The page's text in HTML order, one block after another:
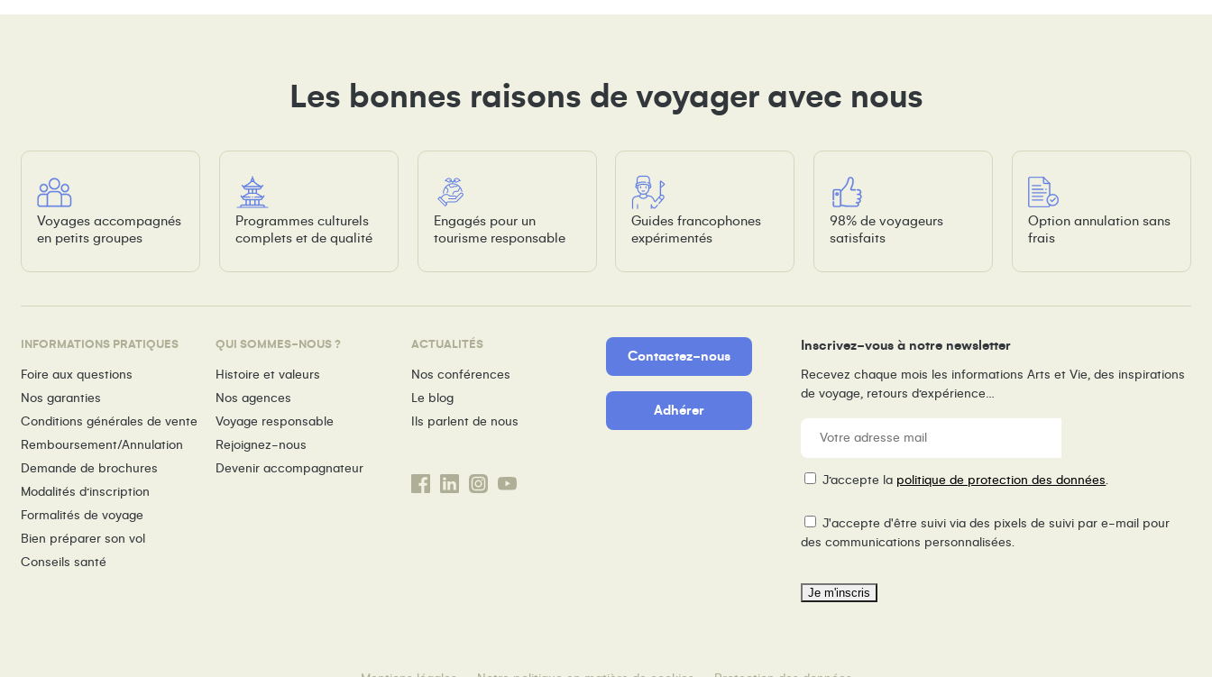
Les bonnes raisons de voyager avec nous
Voyages accompagnés
en petits groupes
Programmes culturels
complets et de qualité
Engagés pour un
tourisme responsable
Guides francophones
expérimentés
98% de voyageurs
satisfaits
Option annulation sans
frais
INFORMATIONS PRATIQUES
Foire aux questions
Nos garanties
Conditions générales de vente
Remboursement/Annulation
Demande de brochures
Modalités d’inscription
Formalités de voyage
Bien préparer son vol
Conseils santé
QUI SOMMES-NOUS ?
Histoire et valeurs
Nos agences
Voyage responsable
Rejoignez-nous
Devenir accompagnateur
ACTUALITÉS
Nos conférences
Le blog
Ils parlent de nous
Contactez-nous
Adhérer
Inscrivez-vous à notre newsletter
Recevez chaque mois les informations Arts et Vie, des inspirations
de voyage, retours d’expérience…
E-
mail
RGPDJ’accepte la politique de protection des données.
Pixel
de
J'accepte d'être suivi via des pixels de suivi par e-mail pour
des communications personnalisées.